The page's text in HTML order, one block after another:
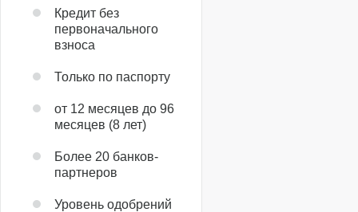
Кредит без
первоначального
взноса
Только по паспорту
от 12 месяцев до 96
месяцев (8 лет)
Более 20 банков-
партнеров
Уровень одобрений